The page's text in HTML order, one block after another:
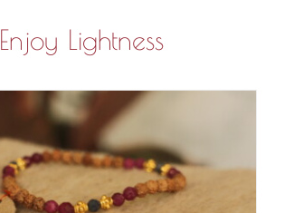
Enjoy Lightness